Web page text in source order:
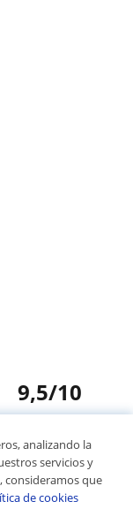
9,5/10
analizando la
servicios y
consideramos que
de cookies